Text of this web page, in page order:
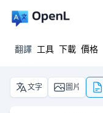
翻譯 工具 下載 價格
文字 圖片